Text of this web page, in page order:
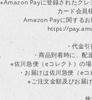
※Amazon Payに登録されたクレ
カード会員
Amazon Payに関するお
https://
・代金
・商品到着時に、配
※佐川急便（eコレクト）の場
・お届けは佐川急便（e
※ご注文金額及びお届